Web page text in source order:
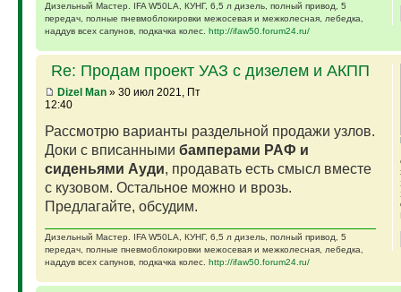
Дизельный Мастер. IFA W50LA, КУНГ, 6,5 л дизель, полный привод, 5
передач, полные пневмоблокировки межосевая и межколесная, лебедка,
наддув всех сапунов, подкачка колес. http://ifaw50.forum24.ru/
Re: Продам проект УАЗ с дизелем и АКПП
Dizel Man» 30 июл 2021, Пт
12:40
Рассмотрю варианты раздельной продажи узлов.
Доки с вписанными бамперами РАФ и
сиденьями Ауди, продавать есть смысл вместе
с кузовом. Остальное можно и врозь.
Предлагайте, обсудим.
Дизельный Мастер. IFA W50LA, КУНГ, 6,5 л дизель, полный привод, 5
передач, полные пневмоблокировки межосевая и межколесная, лебедка,
наддув всех сапунов, подкачка колес. http://ifaw50.forum24.ru/